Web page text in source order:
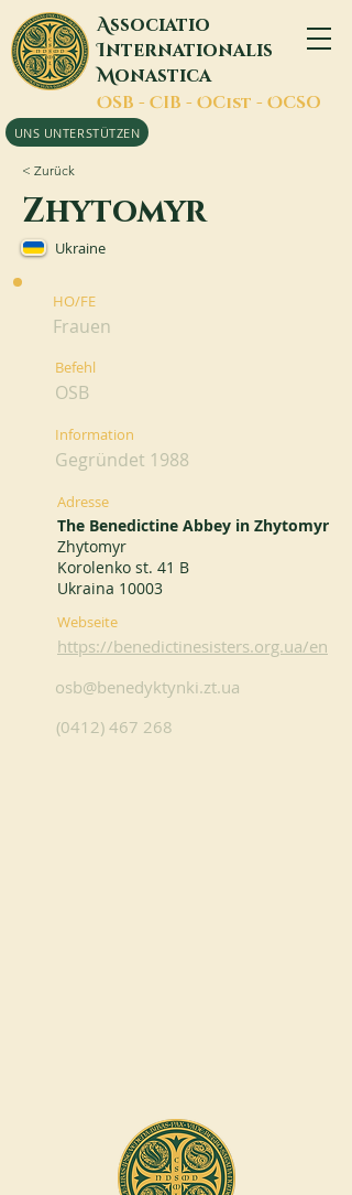
Associatio
Internationalis
Monastica
OSB - CIB - OCist - OCSO
UNS UNTERSTÜTZEN
< Zurück
Zhytomyr
Ukraine
HO/FE
Frauen
Befehl
OSB
Information
Gegründet 1988
Adresse
The Benedictine Abbey in Zhytomyr
Zhytomyr
Korolenko st. 41 B
Ukraina 10003
Webseite
https://benedictinesisters.org.ua/en
osb@benedyktynki.zt.ua
(0412) 467 268